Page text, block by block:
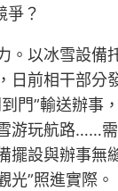
爭？
。以冰雪設備
日前相干部分
門”輸送辦事
游玩航路……
擺設與辦事無
光”照進實際。